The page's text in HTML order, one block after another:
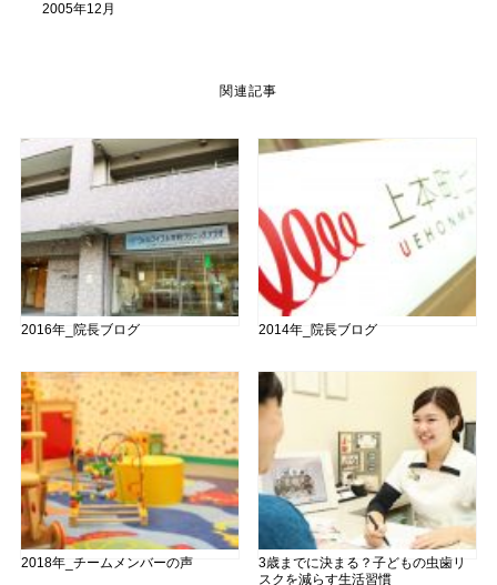
2005年12月
関連記事
2016年_院長ブログ 2014年_院長ブログ
2018年_チームメンバーの声
3歳までに決まる？子どもの虫歯リ
スクを減らす生活習慣